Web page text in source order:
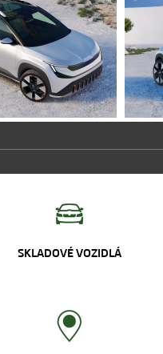
SKLADOVÉ VOZIDLÁ